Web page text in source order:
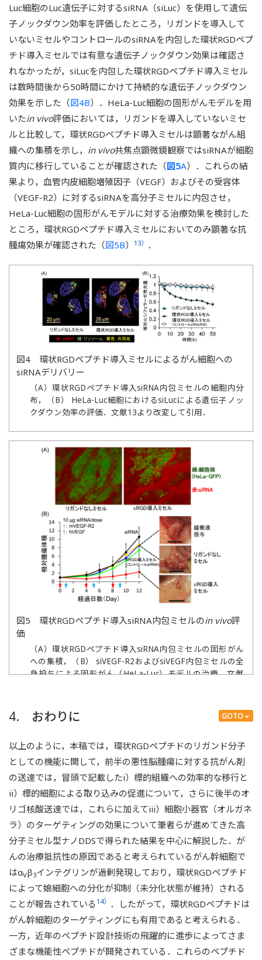
Luc細胞のLuc遺伝子に対するsiRNA（siLuc）を使用して遺伝
子ノックダウン効率を評価したところ，リガンドを導入して
いないミセルやコントロールのsiRNAを内包した環状RGDペプ
チド導入ミセルでは有意な遺伝子ノックダウン効果は確認さ
れなかったが，siLucを内包した環状RGDペプチド導入ミセル
は数時間後から50時間にかけて持続的な遺伝子ノックダウン
効果を示した（図4B）．HeLa-Luc細胞の固形がんモデルを用
いたin vivo評価においては，リガンドを導入していないミセ
ルと比較して，環状RGDペプチド導入ミセルは顕著ながん組
織への集積を示し， in vivo共焦点顕微鏡観察ではsiRNAが細胞
質内に移行していることが確認された（図5A）．これらの結
果より，血管内皮細胞増殖因子（VEGF）およびその受容体
（VEGF-R2）に対するsiRNAを高分子ミセルに内包させ，
HeLa-Luc細胞の固形がんモデルに対する治療効果を検討した
ところ，環状RGDペプチド導入ミセルにおいてのみ顕著な抗
腫瘍効果が確認された（図5B） 13） ．
図4 環状RGDペプチド導入ミセルによるがん細胞への
siRNAデリバリー
（A）環状RGDペプチド導入siRNA内包ミセルの細胞内分
布，（B） HeLa-Luc細胞におけるsiLucによる遺伝子ノッ
クダウン効率の評価．文献13より改変して引用．
図5 環状RGDペプチド導入siRNA内包ミセルのin vivo評
価
（A）環状RGDペプチド導入siRNA内包ミセルの固形がん
への集積，（B） siVEGF-R2およびsiVEGF内包ミセルの全
身投与による固形がん（HeLa-Luc）モデルの治療．文献
GOTO
4. おわりに
以上のように，本稿では，環状RGDペプチドのリガンド分子
としての機能に関して，前半の悪性脳腫瘍に対する抗がん剤
の送達では，冒頭で記載したi）標的組織への効率的な移行と
ii）標的細胞による取り込みの促進について，さらに後半のオ
リゴ核酸送達では，これらに加えてiii）細胞小器官（オルガネ
ラ）のターゲティングの効果について筆者らが進めてきた高
分子ミセル型ナノDDSで得られた結果を中心に解説した．が
んの治療抵抗性の原因であると考えられているがん幹細胞で
はαVβ3インテグリンが過剰発現しており，環状RGDペプチド
によって娘細胞への分化が抑制（未分化状態が維持）される
ことが報告されている 14） ．したがって，環状RGDペプチドは
がん幹細胞のターゲティングにも有用であると考えられる．
一方，近年のペプチド設計技術の飛躍的に進歩によってさま
ざまな機能性ペプチドが開発されている．これらのペプチド